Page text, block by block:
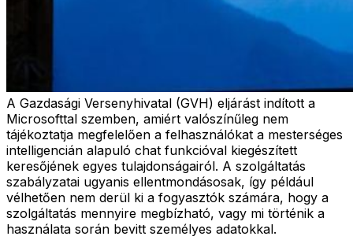
A Gazdasági Versenyhivatal (GVH) eljárást indított a
Microsofttal szemben, amiért valószínűleg nem
tájékoztatja megfelelően a felhasználókat a mesterséges
intelligencián alapuló chat funkcióval kiegészített
keresőjének egyes tulajdonságairól. A szolgáltatás
szabályzatai ugyanis ellentmondásosak, így például
vélhetően nem derül ki a fogyasztók számára, hogy a
szolgáltatás mennyire megbízható, vagy mi történik a
használata során bevitt személyes adatokkal.